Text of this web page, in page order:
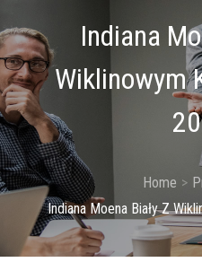
Indiana
Wiklinowym
Home
Indiana Moena Biały Z